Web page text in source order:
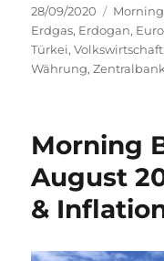
Veröffentlicht
am
28/09/2020
Erdgas, Erdogan,
Türkei,Volkswirtschaft
Währung,
Morning
August
&